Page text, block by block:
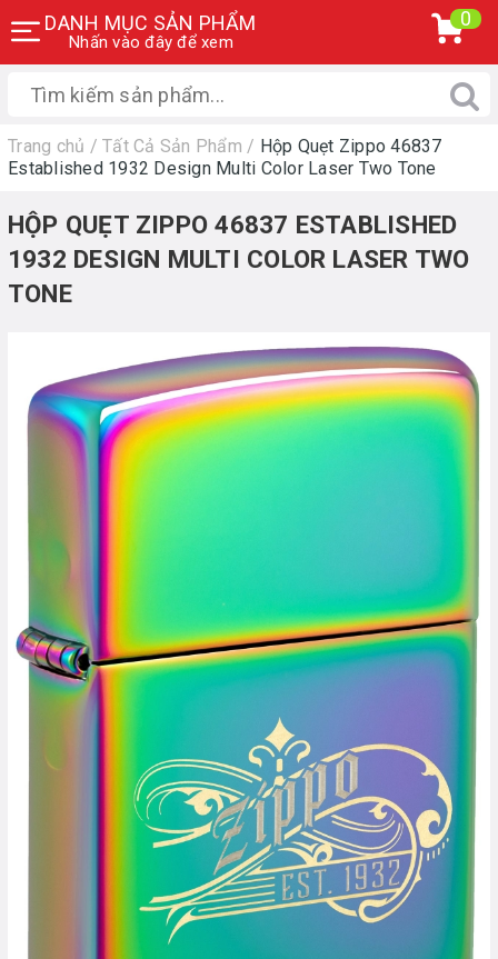
DANH MỤC SẢN PHẨM
Nhấn vào đây để xem
0
Trang chủ / Tất Cả Sản Phẩm / Hộp Quẹt Zippo 46837
Established 1932 Design Multi Color Laser Two Tone
HỘP QUẸT ZIPPO 46837 ESTABLISHED
1932 DESIGN MULTI COLOR LASER TWO
TONE